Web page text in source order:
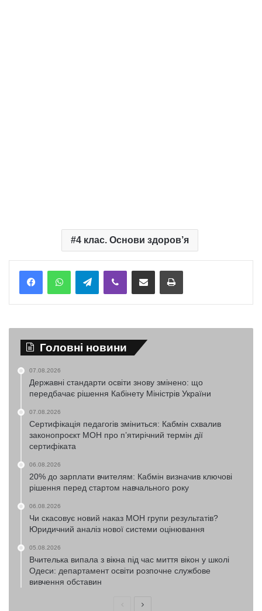
4 клас. Основи здоров’я
TelegramViber Надіслати електронною поштоюНадрукувати
Головні новини
07.08.2026
Державні стандарти освіти знову змінено: що
передбачає рішення Кабінету Міністрів України
07.08.2026
Сертифікація педагогів зміниться: Кабмін схвалив
законопроєкт МОН про п’ятирічний термін дії
сертифіката
06.08.2026
20% до зарплати вчителям: Кабмін визначив ключові
рішення перед стартом навчального року
06.08.2026
Чи скасовує новий наказ МОН групи результатів?
Юридичний аналіз нової системи оцінювання
05.08.2026
Вчителька випала з вікна під час миття вікон у школі
Одеси: департамент освіти розпочне службове
вивчення обставин
ПопередняНаступна